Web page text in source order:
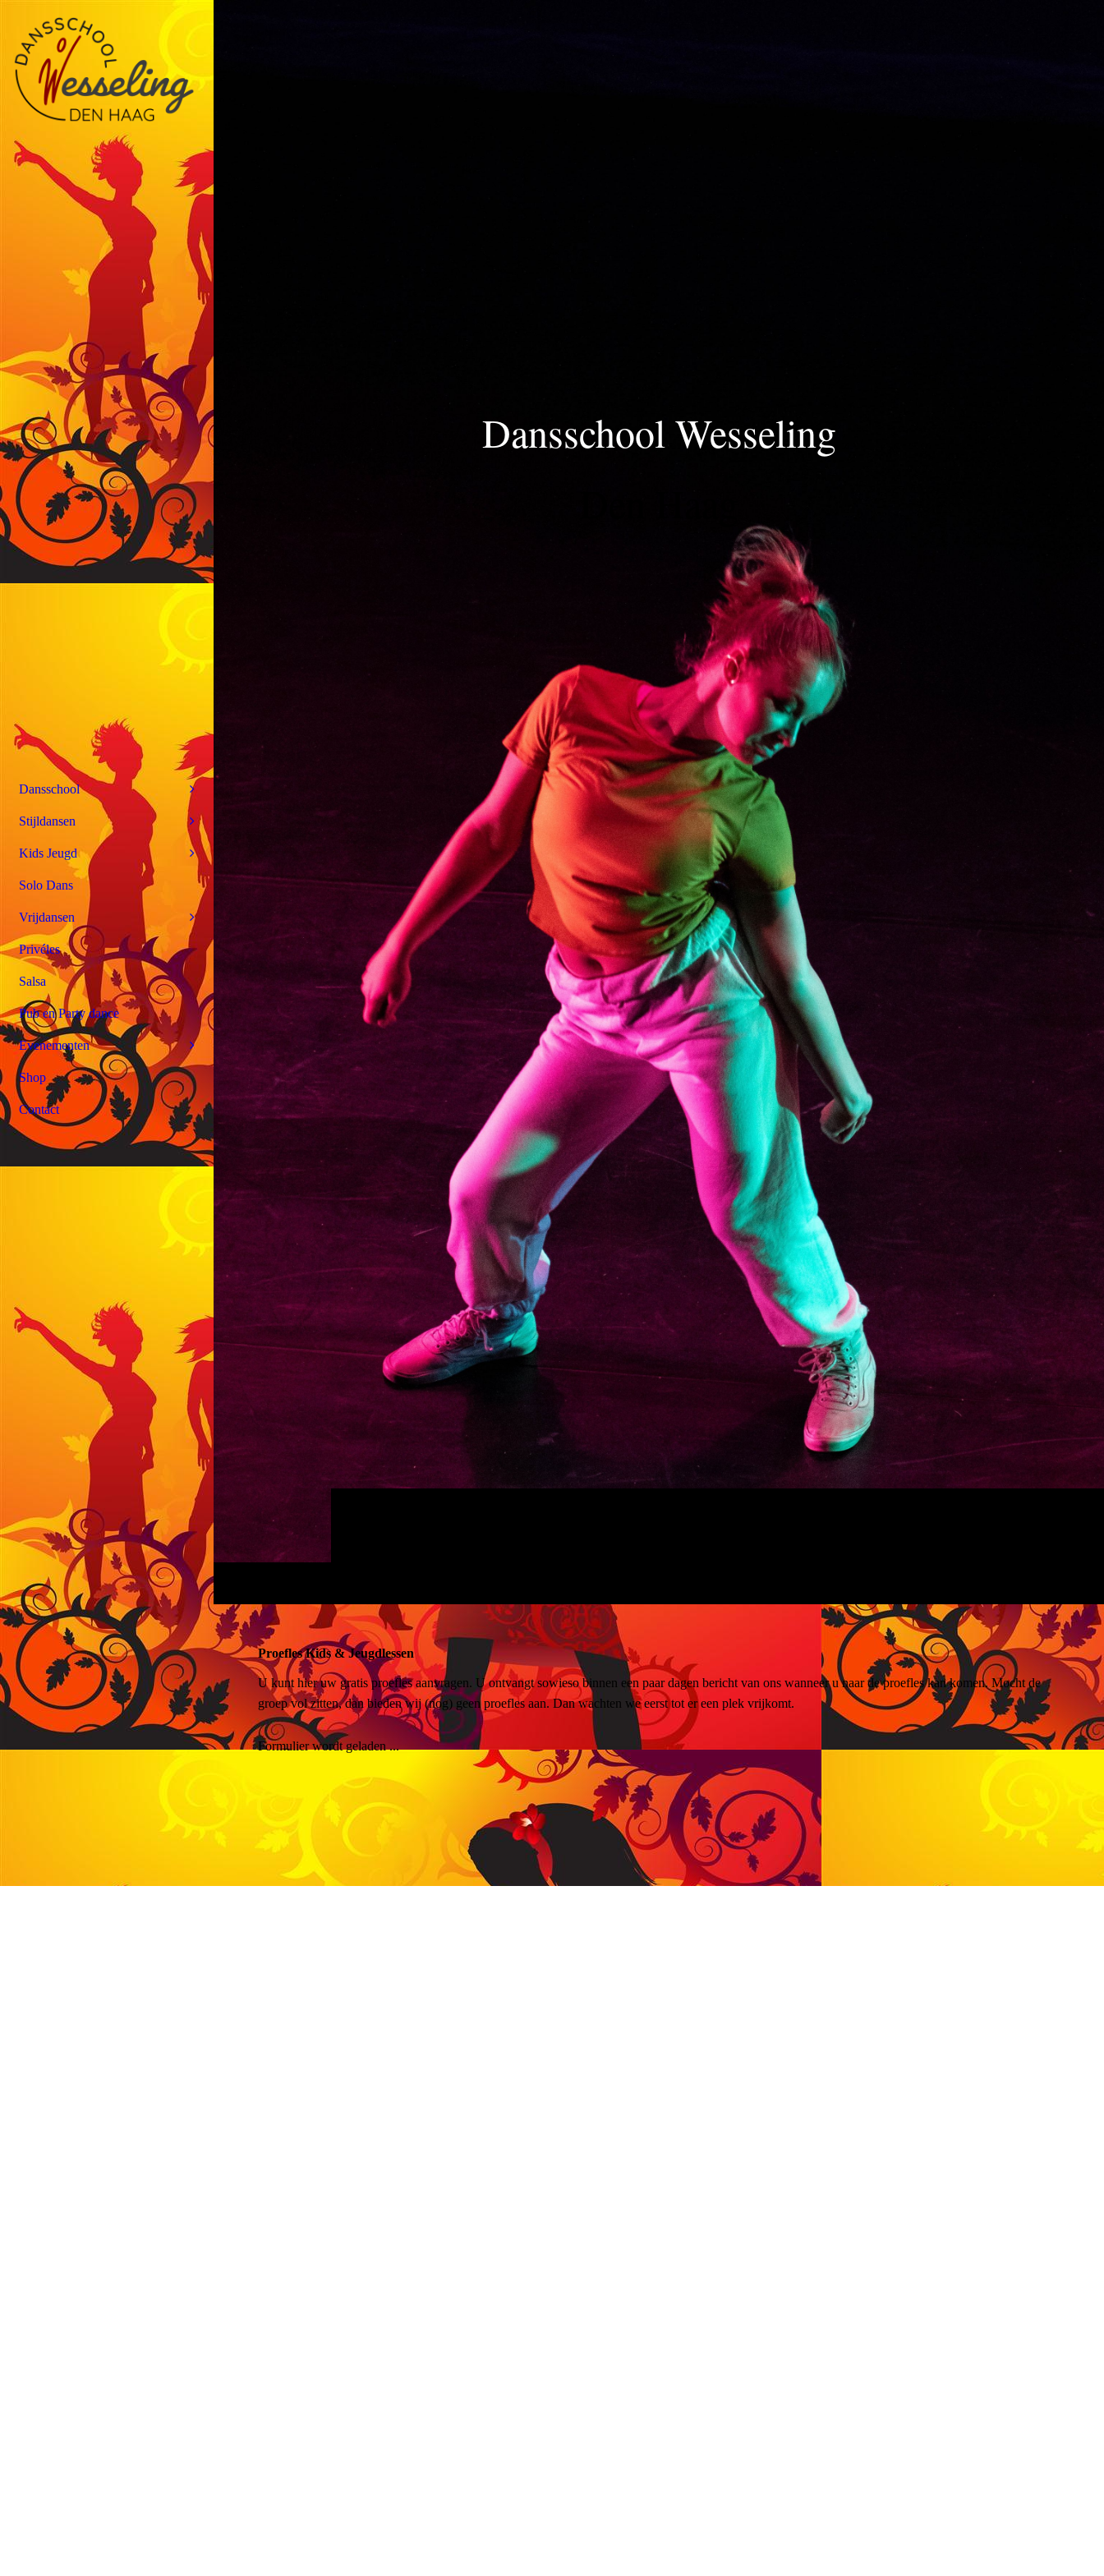
Dansschool Wesseling
Proefles Kids & Jeugdlessen
U kunt hier uw gratis proefles aanvragen. U ontvangt sowieso binnen een paar dagen bericht van ons wanneer u naar de proefles kan komen. Mocht de
groep vol zitten, dan bieden wij (nog) geen proefles aan. Dan wachten we eerst tot er een plek vrijkomt.
Dansschool
Stijldansen
Kids Jeugd
Solo Dans
Vrijdansen
Privéles
Salsa
Pub en Party dance
Evenementen
Shop
Contact